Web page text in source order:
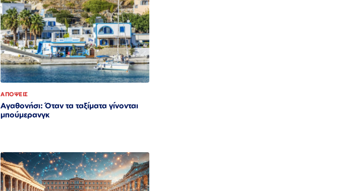
ΑΠΟΨΕΙΣ
Αγαθονήσι: Όταν τα ταξίματα γίνονται
μπούμερανγκ